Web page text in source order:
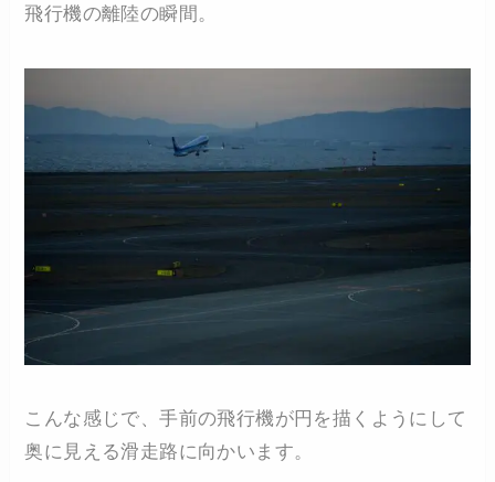
飛行機の離陸の瞬間。
こんな感じで、手前の飛行機が円を描くようにして
奥に見える滑走路に向かいます。